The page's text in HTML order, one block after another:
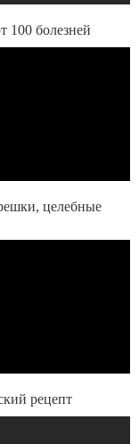
100 болезней
целебные
рецепт